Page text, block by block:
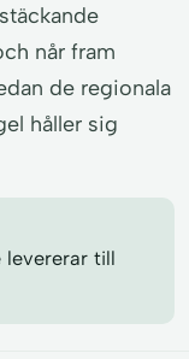
når fram
de regionala
håller sig
levererar till